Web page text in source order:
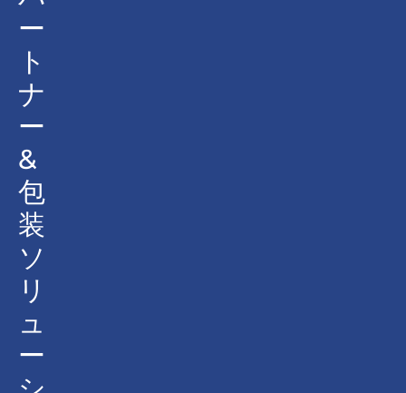
ー
ト
ナ
ー
&
包
装
ソ
リ
ュ
ー